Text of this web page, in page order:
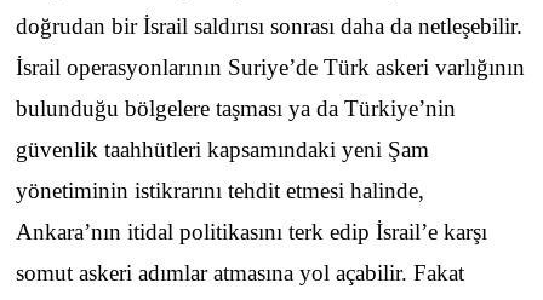
doğrudan bir İsrail saldırısı sonrası daha da netleşebilir.
İsrail operasyonlarının Suriye’de Türk askeri varlığının
bulunduğu bölgelere taşması ya da Türkiye’nin
güvenlik taahhütleri kapsamındaki yeni Şam
yönetiminin istikrarını tehdit etmesi halinde,
Ankara’nın itidal politikasını terk edip İsrail’e karşı
somut askeri adımlar atmasına yol açabilir. Fakat